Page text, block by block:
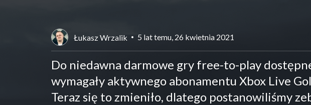
Łukasz Wrzalik 5 lat temu, 26 kwietnia 2021
Do niedawna darmowe gry free-to-play
wymagały aktywnego abonamentu Xbox Live
Teraz się to zmieniło, dlatego postanowiliśmy